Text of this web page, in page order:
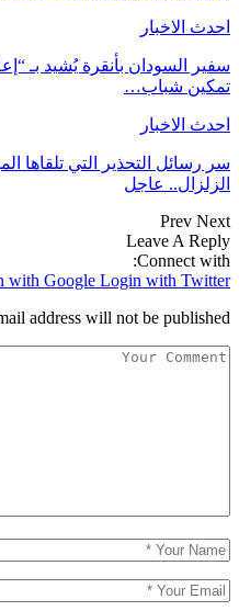
احدث الاخبار
سفير السودان بأنقرة يُشيد بـ
تمكين شباب…
احدث الاخبار
سر رسائل التحذير التي تلقاها
الزلزال.. عاجل
Prev Next
Leave A Reply
Connect with:
with Google Login with Twitter
address will not be published.